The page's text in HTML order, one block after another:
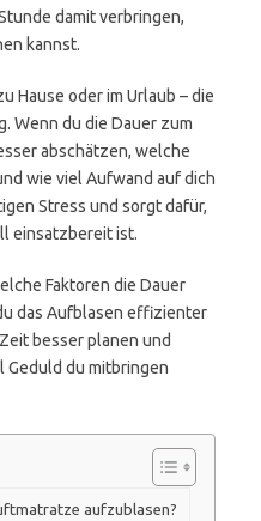
damit verbringen,
kannst.
Hause oder im Urlaub – die
Wenn du die Dauer zum
abschätzen, welche
wie viel Aufwand auf dich
Stress und sorgt dafür,
einsatzbereit ist.
Faktoren die Dauer
das Aufblasen effizienter
besser planen und
Geduld du mitbringen
aufzublasen?